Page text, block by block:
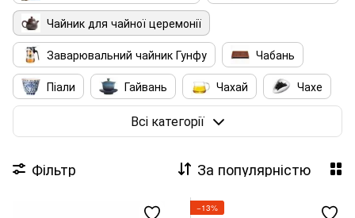
Чайник для чайної церемонії
Заварювальний чайник Гунфу
Чабань
Піали
Гайвань Чахай
Чахе
Аксесуари для чаю
Сумки для Посуду
Всі категорії
Фільтр За популярністю
−13%